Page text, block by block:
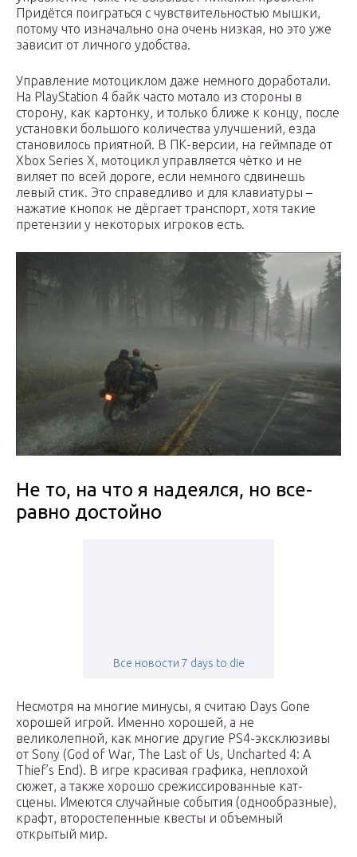
Придётся поиграться с чувствительностью мышки,
потому что изначально она очень низкая, но это уже
зависит от личного удобства.
Управление мотоциклом даже немного доработали.
На PlayStation 4 байк часто мотало из стороны в
сторону, как картонку, и только ближе к концу, после
установки большого количества улучшений, езда
становилось приятной. В ПК-версии, на геймпаде от
Xbox Series X, мотоцикл управляется чётко и не
виляет по всей дороге, если немного сдвинешь
левый стик. Это справедливо и для клавиатуры –
нажатие кнопок не дёргает транспорт, хотя такие
претензии у некоторых игроков есть.
Не то, на что я надеялся, но все-
равно достойно
Все новости 7 days to die
Несмотря на многие минусы, я считаю Days Gone
хорошей игрой. Именно хорошей, а не
великолепной, как многие другие PS4-эксклюзивы
от Sony (God of War, The Last of Us, Uncharted 4: A
Thief’s End). В игре красивая графика, неплохой
сюжет, а также хорошо срежиссированные кат-
сцены. Имеются случайные события (однообразные),
крафт, второстепенные квесты и объемный
открытый мир.